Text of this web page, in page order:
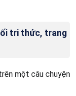
tri thức, trang
một câu chuyện